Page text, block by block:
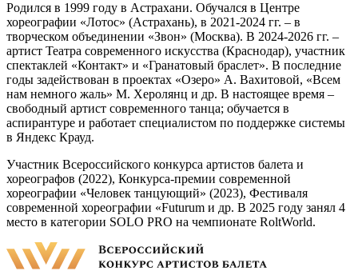
Родился в 1999 году в Астрахани. Обучался в Центре
хореографии «Лотос» (Астрахань), в 2021-2024 гг. – в
творческом объединении «Звон» (Москва). В 2024-2026 гг. –
артист Театра современного искусства (Краснодар), участник
спектаклей «Контакт» и «Гранатовый браслет». В последние
годы задействован в проектах «Озеро» А. Вахитовой, «Всем
нам немного жаль» М. Херолянц и др. В настоящее время –
свободный артист современного танца; обучается в
аспирантуре и работает специалистом по поддержке системы
в Яндекс Крауд.
Участник Всероссийского конкурса артистов балета и
хореографов (2022), Конкурса-премии современной
хореографии «Человек танцующий» (2023), Фестиваля
современной хореографии «Futurum и др. В 2025 году занял 4
место в категории SOLO PRO на чемпионате RoltWorld.